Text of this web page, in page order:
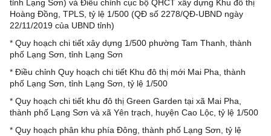
tỉnh Lạng Sơn) và Điều chỉnh cục bộ QHCT xây dựng Khu đô thị
Hoàng Đồng, TPLS, tỷ lệ 1/500 (QĐ số 2278/QĐ-UBND ngày
22/11/2019 của UBND tỉnh)
* Quy hoạch chi tiết xây dựng 1/500 phường Tam Thanh, thành
phố Lạng Sơn, tỉnh Lạng Sơn
* Điều chỉnh Quy hoạch chi tiết Khu đô thị mới Mai Pha, thành
phố Lạng Sơn, tỉnh Lạng Sơn, tỷ lệ 1/500
* Quy hoạch chi tiết khu đô thị Green Garden tại xã Mai Pha,
thành phố Lạng Sơn và xã Yên trạch, huyện Cao Lộc, tỷ lệ 1/500
* Quy hoạch phân khu phía Đông, thành phố Lạng Sơn, tỷ lệ